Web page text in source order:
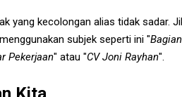
yang kecolongan alias tidak sadar.
subjek seperti ini "
Pekerjaan" atau "CV Joni Rayhan".